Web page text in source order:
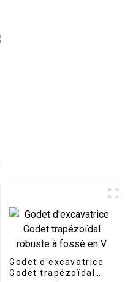
Godet d'excavatrice
Godet trapézoïdal